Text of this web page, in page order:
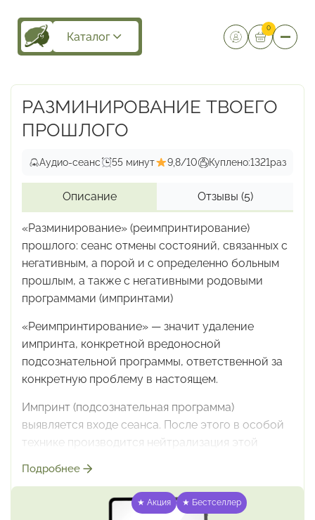
Каталог
0
РАЗМИНИРОВАНИЕ ТВОЕГО
ПРОШЛОГО
Аудио-сеанс 55 минут 9,8/10 Куплено:1321раз
Описание Отзывы (5)
«Разминирование» (реимпринтирование)
прошлого: сеанс отмены состояний, связанных с
негативным, а порой и с определенно больным
прошлым, а также с негативными родовыми
программами (импринтами)
«Реимпринтирование» — значит удаление
импринта, конкретной вредоносной
подсознательной программы, ответственной за
конкретную проблему в настоящем.
Импринт (подсознательная программа)
выявляется входе сеанса. После этого в особой
технике производится нейтрализация этой
чего-то неприятного, а возможно, и крайне
что произошло когда-то в прошлом и
негативного программирования,
Подробнее
★ Акция ★ Бестселлер